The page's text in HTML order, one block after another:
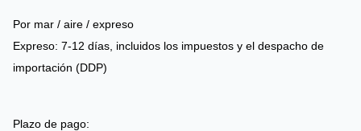
Por mar / aire / expreso
Expreso: 7-12 días, incluidos los impuestos y el despacho de
importación (DDP)
Plazo de pago: